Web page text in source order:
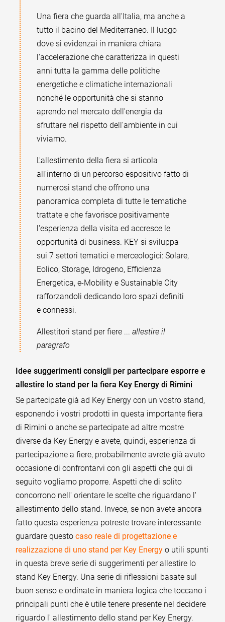
Una fiera che guarda all'Italia, ma anche a
tutto il bacino del Mediterraneo. Il luogo
dove si evidenzai in maniera chiara
l'accelerazione che caratterizza in questi
anni tutta la gamma delle politiche
energetiche e climatiche internazionali
nonché le opportunità che si stanno
aprendo nel mercato dell'energia da
sfruttare nel rispetto dell'ambiente in cui
viviamo.
L'allestimento della fiera si articola
all'interno di un percorso espositivo fatto di
numerosi stand che offrono una
panoramica completa di tutte le tematiche
trattate e che favorisce positivamente
l'esperienza della visita ed accresce le
opportunità di business. KEY si sviluppa
sui 7 settori tematici e merceologici: Solare,
Eolico, Storage, Idrogeno, Efficienza
Energetica, e-Mobility e Sustainable City
rafforzandoli dedicando loro spazi definiti
e connessi.
Allestitori stand per fiere ...allestire il
paragrafo
Idee suggerimenti consigli per partecipare esporre e
allestire lo stand per la fiera Key Energy di Rimini
Se partecipate già ad Key Energy con un vostro stand,
esponendo i vostri prodotti in questa importante fiera
di Rimini o anche se partecipate ad altre mostre
diverse da Key Energy e avete, quindi, esperienza di
partecipazione a fiere, probabilmente avrete già avuto
occasione di confrontarvi con gli aspetti che qui di
seguito vogliamo proporre. Aspetti che di solito
concorrono nell' orientare le scelte che riguardano l'
allestimento dello stand. Invece, se non avete ancora
fatto questa esperienza potreste trovare interessante
guardare questocaso reale di progettazione e
realizzazione di uno stand per Key Energy o utili spunti
in questa breve serie di suggerimenti per allestire lo
stand Key Energy. Una serie di riflessioni basate sul
buon senso e ordinate in maniera logica che toccano i
principali punti che è utile tenere presente nel decidere
riguardo l' allestimento dello stand per Key Energy.